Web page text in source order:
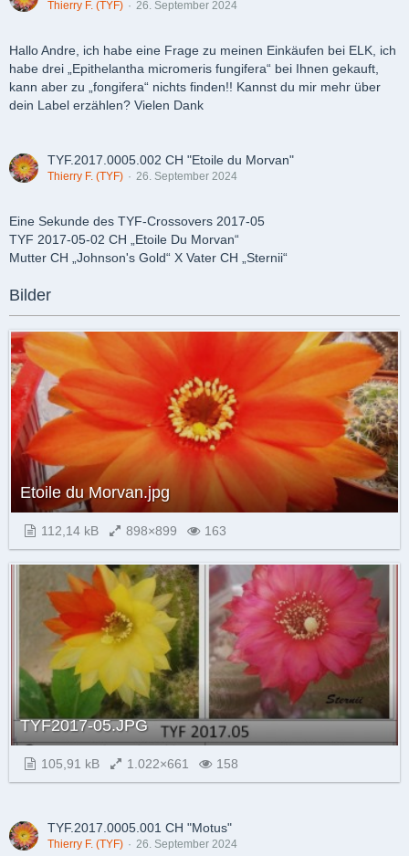
Thierry F. (TYF) 26. September 2024
Hallo Andre, ich habe eine Frage zu meinen Einkäufen bei ELK, ich
habe drei „Epithelantha micromeris fungifera“ bei Ihnen gekauft,
kann aber zu „fongifera“ nichts finden!! Kannst du mir mehr über
dein Label erzählen? Vielen Dank
TYF.2017.0005.002 CH "Etoile du Morvan"
Thierry F. (TYF) 26. September 2024
Eine Sekunde des TYF-Crossovers 2017-05
TYF 2017-05-02 CH „Etoile Du Morvan“
Mutter CH „Johnson's Gold“ X Vater CH „Sternii“
Bilder
Etoile du Morvan.jpg
112,14 kB 898×899 163
TYF2017-05.JPG
105,91 kB 1.022×661 158
TYF.2017.0005.001 CH "Motus"
Thierry F. (TYF) 26. September 2024